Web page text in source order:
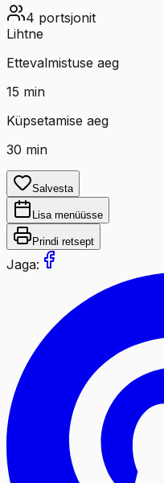
4 portsjonit
Lihtne
Ettevalmistuse aeg
15 min
Küpsetamise aeg
30 min
Salvesta
Lisa menüüsse
Prindi retsept
Jaga: